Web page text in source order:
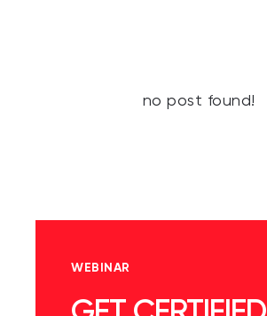
no post found!
WEBINAR